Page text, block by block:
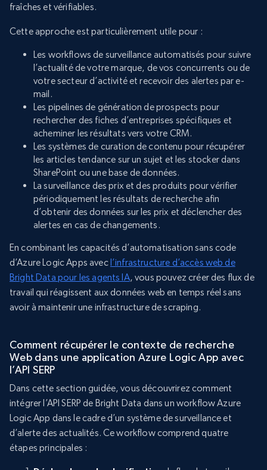
fraîches et vérifiables.
Cette approche est particulièrement utile pour :
Les workflows de surveillance automatisés pour suivre
l’actualité de votre marque, de vos concurrents ou de
votre secteur d’activité et recevoir des alertes par e-
mail.
Les pipelines de génération de prospects pour
rechercher des fiches d’entreprises spécifiques et
acheminer les résultats vers votre CRM.
Les systèmes de curation de contenu pour récupérer
les articles tendance sur un sujet et les stocker dans
SharePoint ou une base de données.
La surveillance des prix et des produits pour vérifier
périodiquement les résultats de recherche afin
d’obtenir des données sur les prix et déclencher des
alertes en cas de changements.
En combinant les capacités d’automatisation sans code
d’Azure Logic Apps avec l’infrastructure d’accès web de
Bright Data pour les agents IA, vous pouvez créer des flux de
travail qui réagissent aux données web en temps réel sans
avoir à maintenir une infrastructure de scraping.
Comment récupérer le contexte de recherche
Web dans une application Azure Logic App avec
l’API SERP
Dans cette section guidée, vous découvrirez comment
intégrer l’API SERP de Bright Data dans un workflow Azure
Logic App dans le cadre d’un système de surveillance et
d’alerte des actualités. Ce workflow comprend quatre
étapes principales :